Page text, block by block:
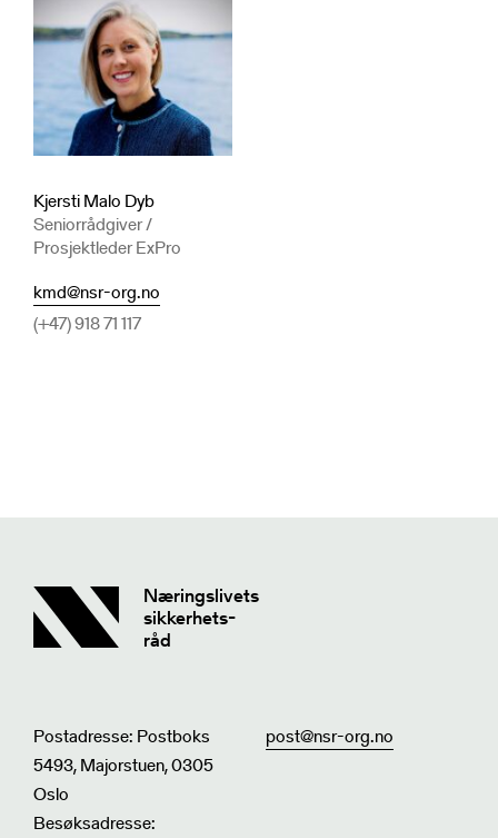
Kjersti Malo Dyb
Seniorrådgiver /
Prosjektleder ExPro
kmd@nsr-org.no
(+47) 918 71 117
Næringslivets
sikkerhets-
råd
Postadresse: Postboks
5493, Majorstuen, 0305
Oslo
Besøksadresse:
post@nsr-org.no